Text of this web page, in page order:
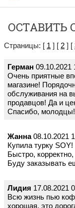
ОСТАВИТЬ
Страницы: [ 1 ] [ 2 ] [
Герман 09.10.2021
Очень приятные
магазине!
обслуживания на
продавцов! Да и
Спасибо, молодцы!
Жанна08.10.2021
Купила турку
Быстро,
Буду заказывать
Лидия 17.08.2021
Всю жизнь пью
хорошая, это